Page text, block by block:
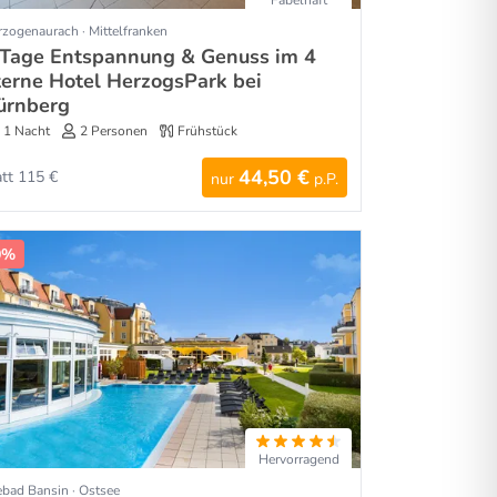
· Mittelfranken
Entspannung & Genuss im 4
Hotel HerzogsPark bei
1 Nacht 2 Personen Frühstück
nur 44,50 € p.P.
115 €
Hervorragend
Bansin · Ostsee